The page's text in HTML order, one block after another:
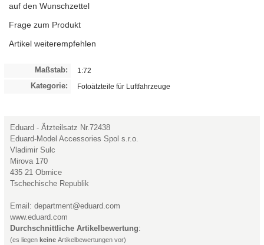
auf den Wunschzettel
Frage zum Produkt
Artikel weiterempfehlen
Maßstab: 1:72
Kategorie: Fotoätzteile für Luftfahrzeuge
Eduard - Ätzteilsatz Nr.72438
Eduard-Model Accessories Spol s.r.o.
Vladimir Sulc
Mirova 170
435 21 Obrnice
Tschechische Republik
Email: department@eduard.com
www.eduard.com
Durchschnittliche Artikelbewertung:
(es liegen keine Artikelbewertungen vor)